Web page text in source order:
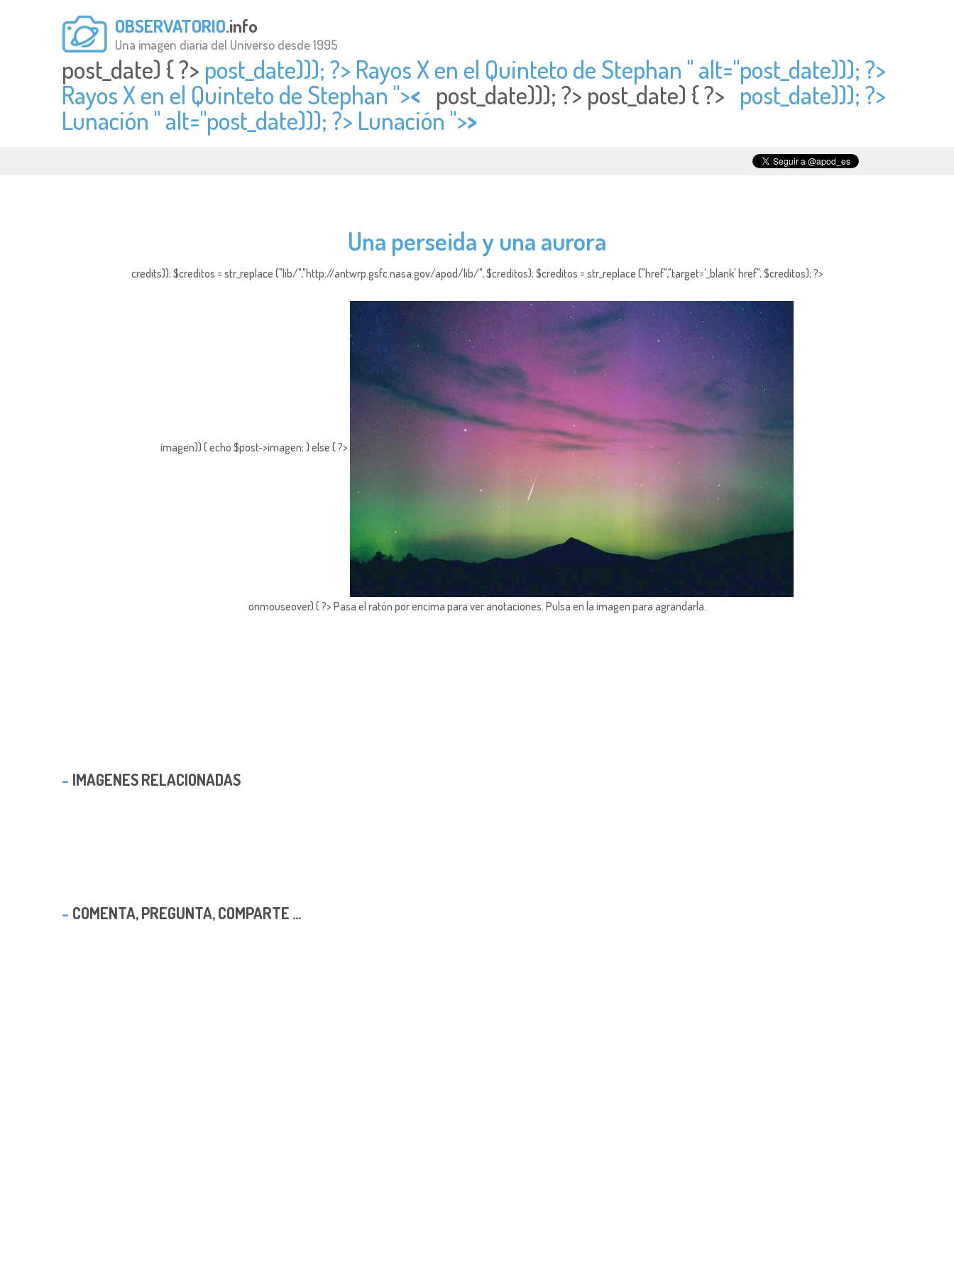
OBSERVATORIO.info
Una imagen diaria del Universo desde 1995
post_date) { ?> post_date))); ?> Rayos X en el Quinteto de Stephan " alt="post_date))); ?>
Rayos X en el Quinteto de Stephan ">< post_date))); ?> post_date) { ?> post_date))); ?>
Lunación " alt="post_date))); ?> Lunación ">>
Una perseida y una aurora
credits)); $creditos = str_replace ("lib/","http://antwrp.gsfc.nasa.gov/apod/lib/", $creditos); $creditos = str_replace ("href","target='_blank' href", $creditos); ?>
imagen)) { echo $post->imagen; } else { ?>
onmouseover) { ?> Pasa el ratón por encima para ver anotaciones. Pulsa en la imagen para agrandarla.
IMAGENES RELACIONADAS
COMENTA, PREGUNTA, COMPARTE ...